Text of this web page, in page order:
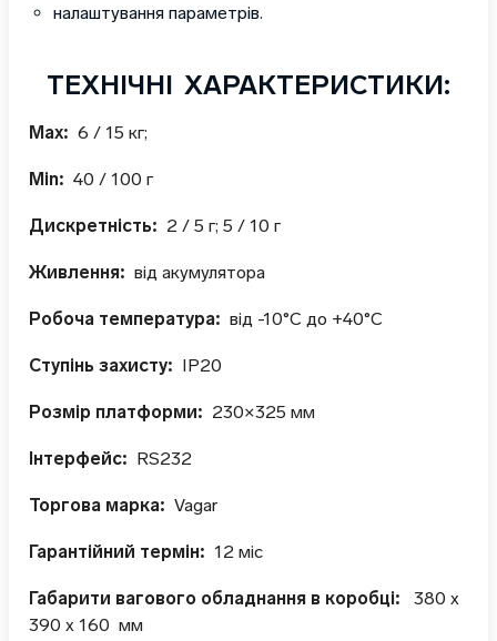
налаштування параметрів.
ТЕХНІЧНІ ХАРАКТЕРИСТИКИ:
Max: 6 / 15 кг;
Min: 40 / 100 г
Дискретність: 2 / 5 г; 5 / 10 г
Живлення: від акумулятора
Робоча температура: від -10°С до +40°С
Ступінь захисту: ІР20
Розмір платформи: 230×325 мм
Інтерфейс: RS232
Торгова марка: Vagar
Гарантійний термін: 12 міс
Габарити вагового обладнання в коробці:
380 x
390 x 160 мм